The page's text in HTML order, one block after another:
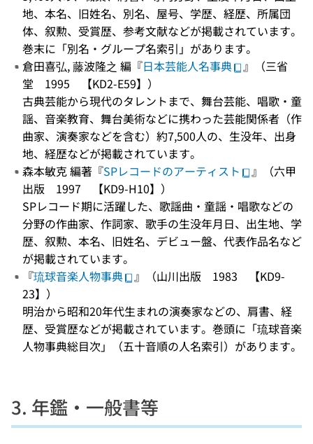
地、本名、旧姓名、別名、屋号、学歴、経歴、所属団
体、叙勲、受賞歴、参考文献などが掲載されています。
巻末に「別名・グループ名索引」があります。
倉田喜弘, 藤波隆之 編『日本芸能人名事典
』（三省
堂 1995 【KD2-E59】）
古典芸能から現代のタレントまで、舞台芸能、唱歌・童
謡、音楽教育、舞台美術などに携わった芸能関係者（作
曲家、演奏家などを含む）約7,500人の、生没年、出身
地、経歴などが掲載されています。
森本敏克 編著『SPレコードのアーティスト
』（六甲
出版 1997 【KD9-H10】）
SPレコード期に活躍した、歌謡曲・童謡・唱歌などの
分野の作曲家、作詞家、歌手の生没年月日、出生地、学
歴、叙勲、本名、旧姓名、デビュー盤、代表作品名など
が掲載されています。
『琉球音楽人物事典
』（山川出版 1983 【KD9-
23】）
明治から昭和20年代生まれの演奏家などの、肩書、経
歴、受賞歴などが掲載されています。巻頭に「琉球音楽
人物事典総目次」（五十音順の人名索引）があります。
3. 年鑑・一般書等